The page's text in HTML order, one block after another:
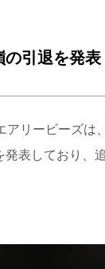
引退を発表
リービーズは
表しており、